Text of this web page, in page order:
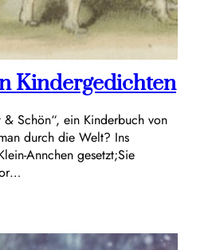
Kindergedichten
& Schön“, ein Kinderbuch von
durch die Welt? Ins
Annchen gesetzt;Sie